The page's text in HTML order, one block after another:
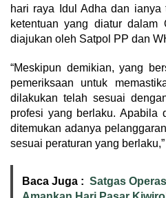
hari raya Idul Adha dan ianya
ketentuan yang diatur dalam
diajukan oleh Satpol PP dan
“Meskipun demikian, yang
pemeriksaan untuk
dilakukan telah sesuai
profesi yang berlaku. Apabila
ditemukan adanya
sesuai peraturan yang
Baca Juga : Satgas